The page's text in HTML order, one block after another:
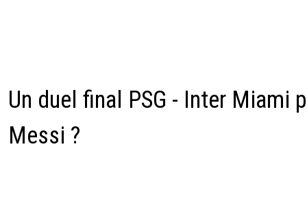
Un duel final PSG - Inter Miami
Messi ?